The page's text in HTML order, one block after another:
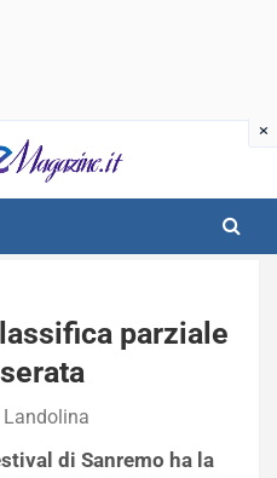
parziale
di Sanremo ha la